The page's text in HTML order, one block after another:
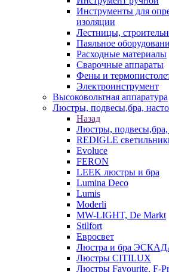
Инструменты для
изоляции
Лестницы,
Паяльное
Расходные материалы
Сварочные аппараты
Фены и
Электроинструмент
Высоковольтная аппаратура
Люстры, подвесы,бра,
Назад
Люстры,
REDIGLE
Evoluce
FERON
LEEK люстры и бра
Lumina Deco
Lumis
Moderli
MW-LIGHT, De Markt
Stilfort
Евросвет
Люстра и бра
Люстры CITILUX
Люстры Favourite, F-